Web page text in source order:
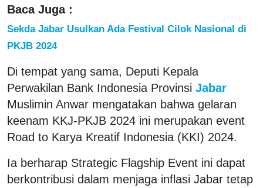
Baca Juga :
Sekda Jabar Usulkan Ada Festival Cilok Nasional di
PKJB 2024
Di tempat yang sama, Deputi Kepala
Perwakilan Bank Indonesia Provinsi Jabar
Muslimin Anwar mengatakan bahwa gelaran
keenam KKJ-PKJB 2024 ini merupakan event
Road to Karya Kreatif Indonesia (KKI) 2024.
Ia berharap Strategic Flagship Event ini dapat
berkontribusi dalam menjaga inflasi Jabar tetap